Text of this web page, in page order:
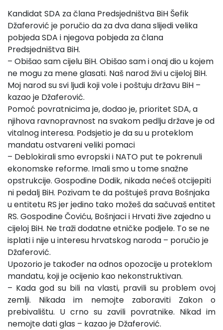
Kandidat SDA za člana Predsjedništva BiH Šefik
Džaferović je poručio da za dva dana slijedi velika
pobjeda SDA i njegova pobjeda za člana
Predsjedništva BiH.
– Obišao sam cijelu BiH. Obišao sam i onaj dio u kojem
ne mogu za mene glasati. Naš narod živi u cijeloj BiH.
Moj narod su svi ljudi koji vole i poštuju državu BiH –
kazao je Džaferović.
Pomoć povratnicima je, dodao je, prioritet SDA, a
njihova ravnopravnost na svakom pedlju države je od
vitalnog interesa. Podsjetio je da su u proteklom
mandatu ostvareni veliki pomaci
– Deblokirali smo evropski i NATO put te pokrenuli
ekonomske reforme. Imali smo u tome snažne
opstrukcije. Gospodine Dodik, nikada nećeš otcijepiti
ni pedalj BiH. Pozivam te da poštuješ prava Bošnjaka
u entitetu RS jer jedino tako možeš da sačuvaš entitet
RS. Gospodine Čoviću, Bošnjaci i Hrvati žive zajedno u
cijeloj BiH. Ne traži dodatne etničke podjele. To se ne
isplati i nije u interesu hrvatskog naroda – poručio je
Džaferović.
Upozorio je također na odnos opozocije u proteklom
mandatu, koji je ocijenio kao nekonstruktivan.
– Kada god su bili na vlasti, pravili su problem ovoj
zemlji. Nikada im nemojte zaboraviti Zakon o
prebivalištu. U crno su zavili povratnike. Nikad im
nemojte dati glas – kazao je Džaferović.